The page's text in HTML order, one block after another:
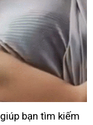
giúp bạn tìm kiếm